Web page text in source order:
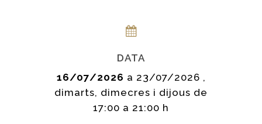
DATA
16/07/2026 a 23/07/2026 ,
dimarts, dimecres i dijous de
17:00 a 21:00 h